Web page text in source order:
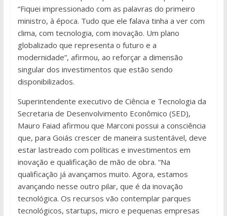
“Fiquei impressionado com as palavras do primeiro
ministro, à época. Tudo que ele falava tinha a ver com
clima, com tecnologia, com inovação. Um plano
globalizado que representa o futuro e a
modernidade”, afirmou, ao reforçar a dimensão
singular dos investimentos que estão sendo
disponibilizados.
Superintendente executivo de Ciência e Tecnologia da
Secretaria de Desenvolvimento Econômico (SED),
Mauro Faiad afirmou que Marconi possui a consciência
que, para Goiás crescer de maneira sustentável, deve
estar lastreado com políticas e investimentos em
inovação e qualificação de mão de obra. “Na
qualificação já avançamos muito. Agora, estamos
avançando nesse outro pilar, que é da inovação
tecnológica. Os recursos vão contemplar parques
tecnológicos, startups, micro e pequenas empresas